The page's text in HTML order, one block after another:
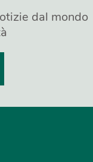
dal mondo